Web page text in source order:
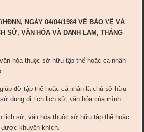
HĐNN, NGÀY 04/04/1984 VỀ BẢO VỆ VÀ
SỬ, VĂN HÓA VÀ DANH LAM, THẮNG
hóa thuộc sở hữu tập thể hoặc cá nhân
đỡ tập thể hoặc cá nhân là chủ sở hữu
dụng di tích lịch sử, văn hóa của mình.
lịch sử, văn hóa thuộc sở hữu tập thể hoặc
khuyến khích.